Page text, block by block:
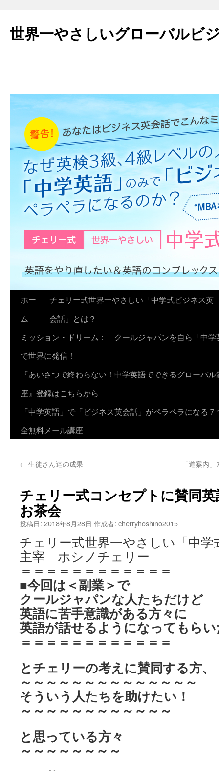
世界一やさしいグローバルビ
キ
プ
ホー
ム
チェリー式世界一やさしい「中学式ビジネス英
会話」とは？
ミッション・ドリーム： クールジャパンを自ら「中学
で世界に発信！
『あいさつで終わらない！中学英語でできるグローバ
座』登録はこちらから
「中学英語」で「ビジネス英会話」がペラペラになる
全無料メール講座
← 生徒さん達の成果 「道案内
チェリー式コンセプトに賛同
お茶会
投稿日: 2018年8月28日 作成者: cherryhoshino2015
チェリー式世界一やさしい「中
主宰 ホシノチェリー
＝＝＝＝＝＝＝＝＝＝＝＝
■今回は＜副業＞で
クールジャパンな人たちだけど
英語に苦手意識がある方々に
英語が話せるようになってもら
＝＝＝＝＝＝＝＝＝＝＝＝
とチェリーの考えに賛同する方、
～～～～～～～～～～～～～～
そういう人たちを助けたい！
～～～～～～～～～～～～
と思っている方々
～～～～～～～～